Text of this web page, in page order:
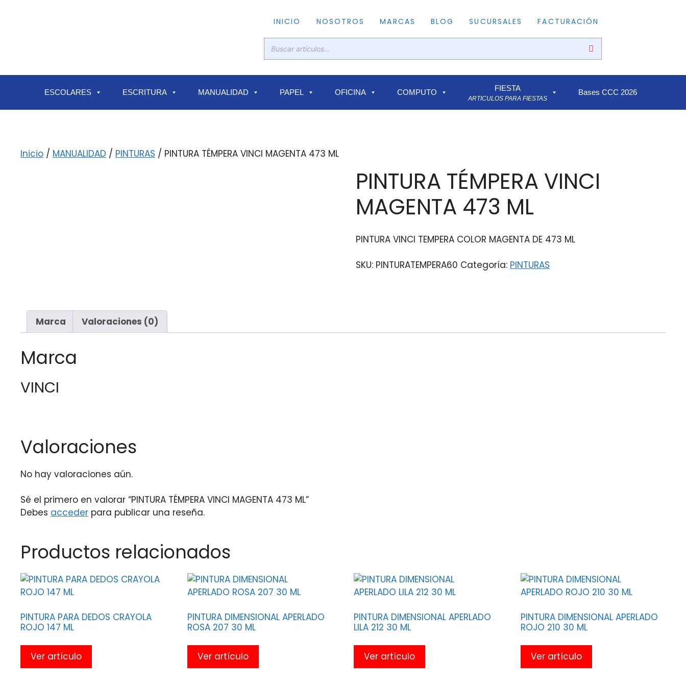
INICIO NOSOTROS MARCAS BLOG SUCURSALES FACTURACIÓN
ESCOLARES ESCRITURA MANUALIDAD PAPEL OFICINA COMPUTO FIESTA
ARTICULOS PARA FIESTAS
Bases CCC 2026
Inicio / MANUALIDAD / PINTURAS / PINTURA TÉMPERA VINCI MAGENTA 473 ML
PINTURA TÉMPERA VINCI
MAGENTA 473 ML
PINTURA VINCI TEMPERA COLOR MAGENTA DE 473 ML
SKU: PINTURATEMPERA60 Categoría: PINTURAS
Marca Valoraciones (0)
Marca
VINCI
Valoraciones
No hay valoraciones aún.
Sé el primero en valorar “PINTURA TÉMPERA VINCI MAGENTA 473 ML”
Debes acceder para publicar una reseña.
Productos relacionados
PINTURA PARA DEDOS CRAYOLA
ROJO 147 ML
Ver artículo
PINTURA DIMENSIONAL APERLADO
ROSA 207 30 ML
Ver artículo
PINTURA DIMENSIONAL APERLADO
LILA 212 30 ML
Ver artículo
PINTURA DIMENSIONAL APERLADO
ROJO 210 30 ML
Ver artículo